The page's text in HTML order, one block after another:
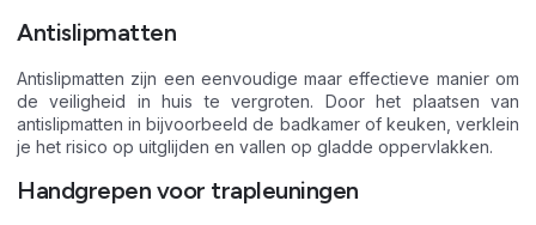
Antislipmatten
Antislipmatten zijn een eenvoudige maar effectieve manier om
de veiligheid in huis te vergroten. Door het plaatsen van
antislipmatten in bijvoorbeeld de badkamer of keuken, verklein
je het risico op uitglijden en vallen op gladde oppervlakken.
Handgrepen voor trapleuningen